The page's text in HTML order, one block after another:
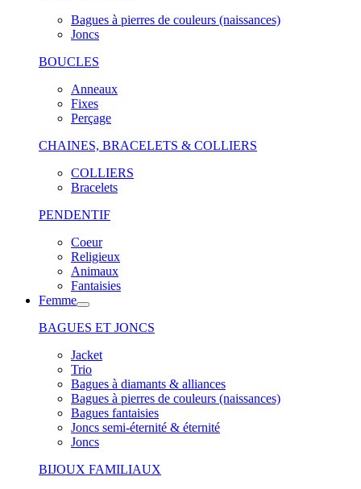
Bagues à pierres de couleurs (naissances)
Joncs
BOUCLES
Anneaux
Fixes
Perçage
CHAINES, BRACELETS & COLLIERS
COLLIERS
Bracelets
PENDENTIF
Coeur
Religieux
Animaux
Fantaisies
Femme
BAGUES ET JONCS
Jacket
Trio
Bagues à diamants & alliances
Bagues à pierres de couleurs (naissances)
Bagues fantaisies
Joncs semi-éternité & éternité
Joncs
BIJOUX FAMILIAUX